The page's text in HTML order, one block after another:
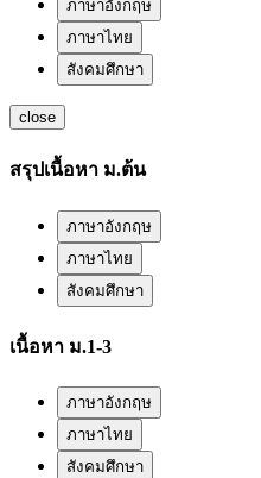
ภาษาอังกฤษ
ภาษาไทย
สังคมศึกษา
close
สรุปเนื้อหา ม.ต้น
ภาษาอังกฤษ
ภาษาไทย
สังคมศึกษา
เนื้อหา ม.1-3
ภาษาอังกฤษ
ภาษาไทย
สังคมศึกษา